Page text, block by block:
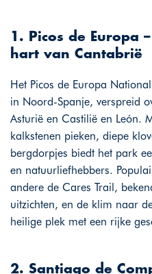
1. Picos de Europa
hart van Cantabrië
Het Picos de Europa
in Noord-Spanje, verspreid
Asturië en Castilië en León.
kalkstenen pieken, diepe
bergdorpjes biedt het park
en natuurliefhebbers.
andere de Cares Trail,
uitzichten, en de klim naar
heilige plek met een rijke
2. Santiago de